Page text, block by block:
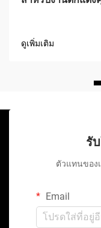
ดูเพิ่มเติม
รั
ตัวแทนของ
Email